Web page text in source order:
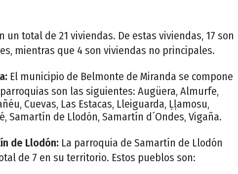
un total de 21 viviendas. De estas viviendas, 17 son
mientras que 4 son viviendas no principales.
El municipio de Belmonte de Miranda se compone
son las siguientes: Augüera, Almurfe,
Cuevas, Las Estacas, Lleiguarda, Ḷḷamosu,
Samartín de Llodón, Samartín d´Ondes, Vigaña.
de Llodón: La parroquia de Samartín de Llodón
de 7 en su territorio. Estos pueblos son: